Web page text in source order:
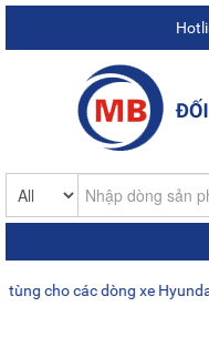
các dòng xe Hyundai,